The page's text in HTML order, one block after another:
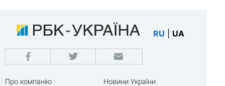
RU UA
Про компанію
Новини України